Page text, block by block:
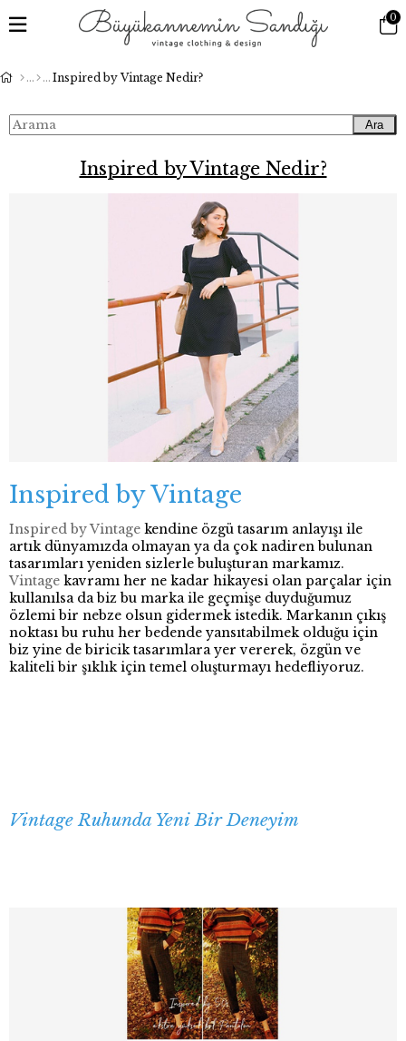
0
Inspired by Vintage Nedir?
Ara
Inspired by Vintage Nedir?
Inspired by Vintage
Inspired by Vintage kendine özgü tasarım anlayışı ile
artık dünyamızda olmayan ya da çok nadiren bulunan
tasarımları yeniden sizlerle buluşturan markamız.
Vintage kavramı her ne kadar hikayesi olan parçalar için
kullanılsa da biz bu marka ile geçmişe duyduğumuz
özlemi bir nebze olsun gidermek istedik. Markanın çıkış
noktası bu ruhu her bedende yansıtabilmek olduğu için
biz yine de biricik tasarımlara yer vererek, özgün ve
kaliteli bir şıklık için temel oluşturmayı hedefliyoruz.
Vintage Ruhunda Yeni Bir Deneyim